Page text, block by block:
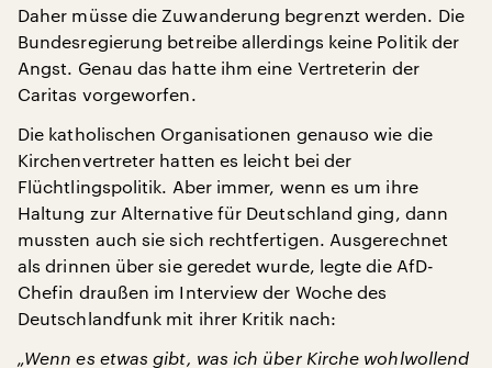
Daher müsse die Zuwanderung begrenzt werden. Die
Bundesregierung betreibe allerdings keine Politik der
Angst. Genau das hatte ihm eine Vertreterin der
Caritas vorgeworfen.
Die katholischen Organisationen genauso wie die
Kirchenvertreter hatten es leicht bei der
Flüchtlingspolitik. Aber immer, wenn es um ihre
Haltung zur Alternative für Deutschland ging, dann
mussten auch sie sich rechtfertigen. Ausgerechnet
als drinnen über sie geredet wurde, legte die AfD-
Chefin draußen im Interview der Woche des
Deutschlandfunk mit ihrer Kritik nach:
„Wenn es etwas gibt, was ich über Kirche wohlwollend